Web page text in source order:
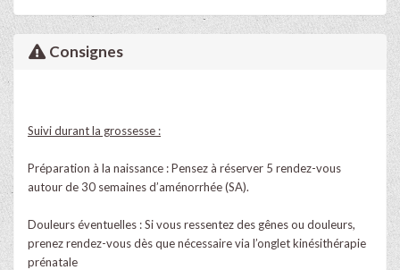
Consignes
Suivi durant la grossesse :
Préparation à la naissance : Pensez à réserver 5 rendez-vous
autour de 30 semaines d’aménorrhée (SA).
Douleurs éventuelles : Si vous ressentez des gênes ou douleurs,
prenez rendez-vous dès que nécessaire via l’onglet kinésithérapie
prénatale